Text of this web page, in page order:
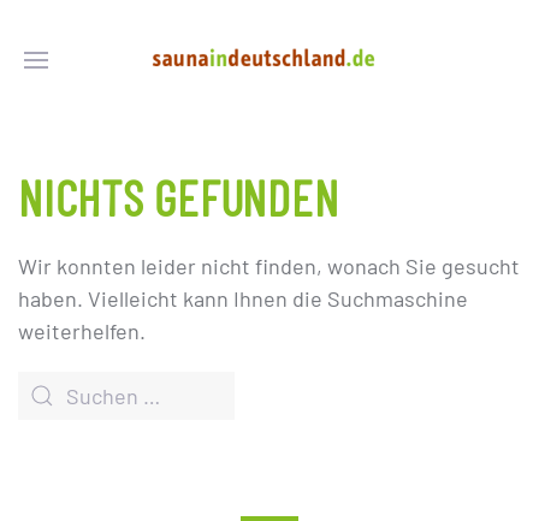
NICHTS GEFUNDEN
Wir konnten leider nicht finden, wonach Sie gesucht
haben. Vielleicht kann Ihnen die Suchmaschine
weiterhelfen.